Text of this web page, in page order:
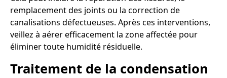
remplacement des joints ou la correction de
canalisations défectueuses. Après ces interventions,
veillez à aérer efficacement la zone affectée pour
éliminer toute humidité résiduelle.
Traitement de la condensation